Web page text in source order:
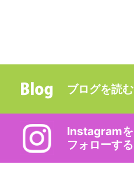
ブログを読む
Instagramを
フォローする